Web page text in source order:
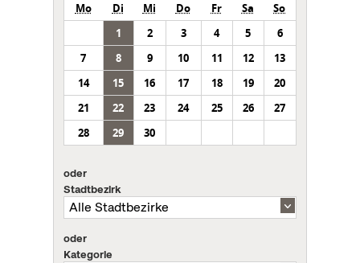
Mo Di Mi Do Fr Sa
So
1
2 3 4 5
6
7
8 9 10 11 12
13
14
15 16 17 18 19
20
21
22 23 24 25 26
27
28
29 30
oder
Stadtbezirk
oder
Kategorie